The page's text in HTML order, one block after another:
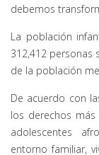
debemos
La población
312,412 personas
de la población
De acuerdo con
los derechos
adolescentes
entorno familiar,